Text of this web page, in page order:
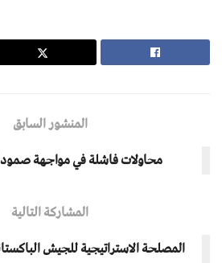
المنشور السابق
محاولات فاشلة في مواجهة
المشاركة التالية
المصلحة الاستراتيجية للجيش